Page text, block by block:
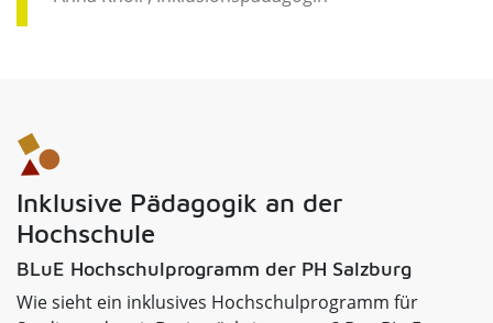
Inklusive Pädagogik an der
Hochschule
BLuE Hochschulprogramm der PH Salzburg
Wie sieht ein inklusives Hochschulprogramm für